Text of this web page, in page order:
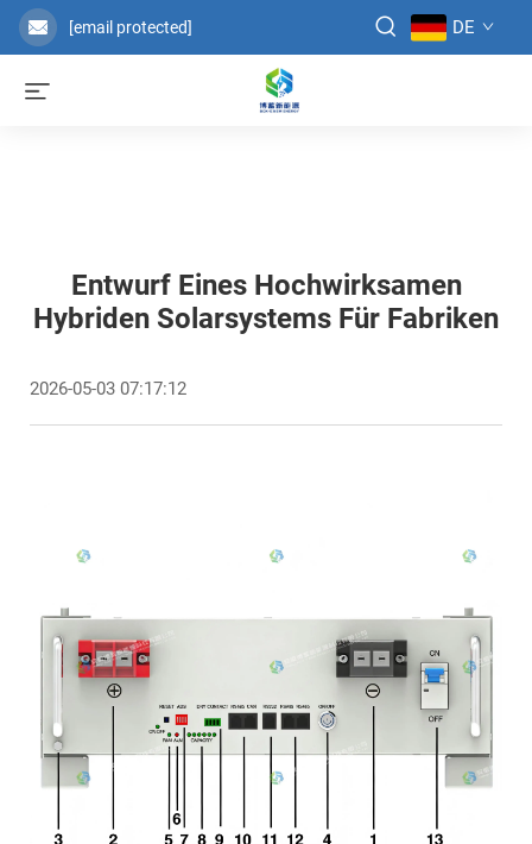
[email protected] DE
Entwurf Eines Hochwirksamen
Hybriden Solarsystems Für Fabriken
2026-05-03 07:17:12